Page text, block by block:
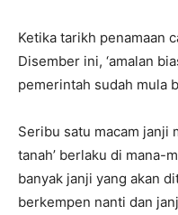
Ketika tarikh penamaan
Disember ini, ‘amalan
pemerintah sudah mula
Seribu satu macam janji
tanah’ berlaku di mana-
banyak janji yang akan
berkempen nanti dan